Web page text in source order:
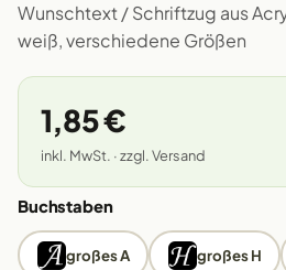
Wunschtext / Schriftzug aus
weiß, verschiedene Größen
1,85 €
inkl. MwSt. · zzgl. Versand
Buchstaben
großes A großes H